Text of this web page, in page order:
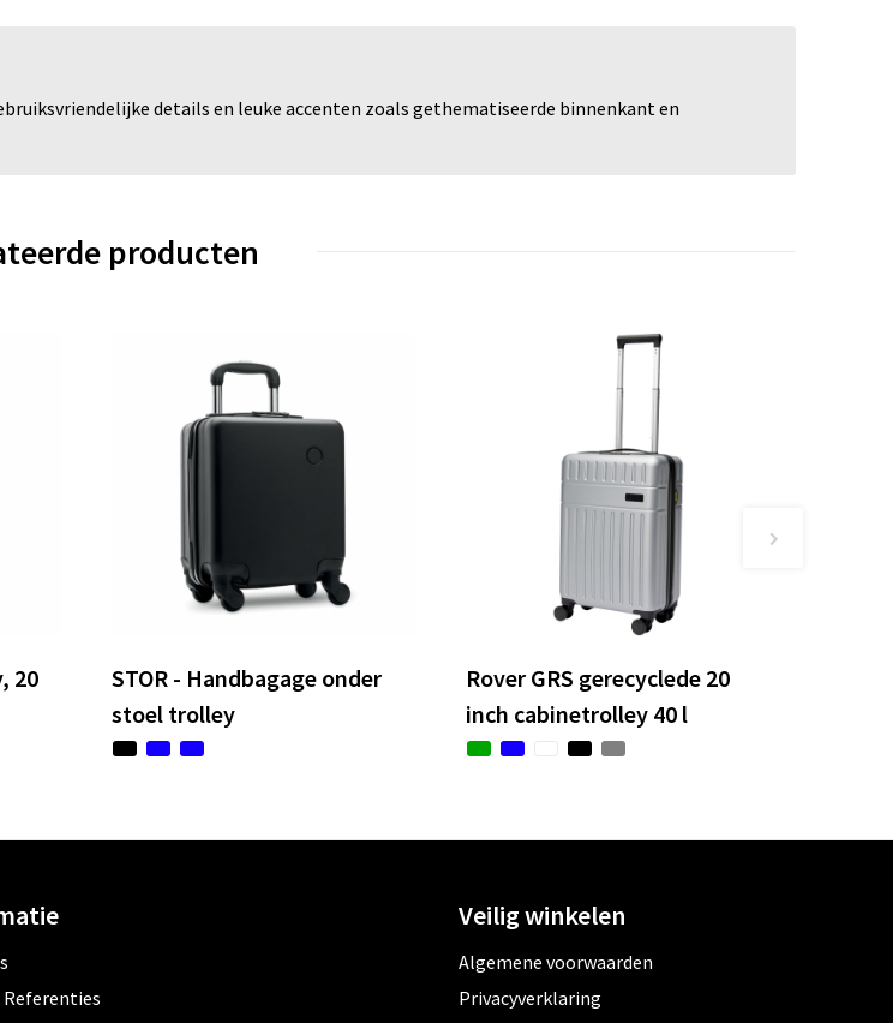
details en leuke accenten zoals gethematiseerde binnenkant en
producten
20
STOR - Handbagage onder
stoel trolley
Rover GRS gerecyclede 20
inch cabinetrolley 40 l
Referenties
Veilig winkelen
Algemene voorwaarden
Privacyverklaring